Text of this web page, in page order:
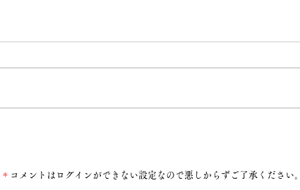
＊ コメントはログインができない設定なので悪しからずご了承ください。